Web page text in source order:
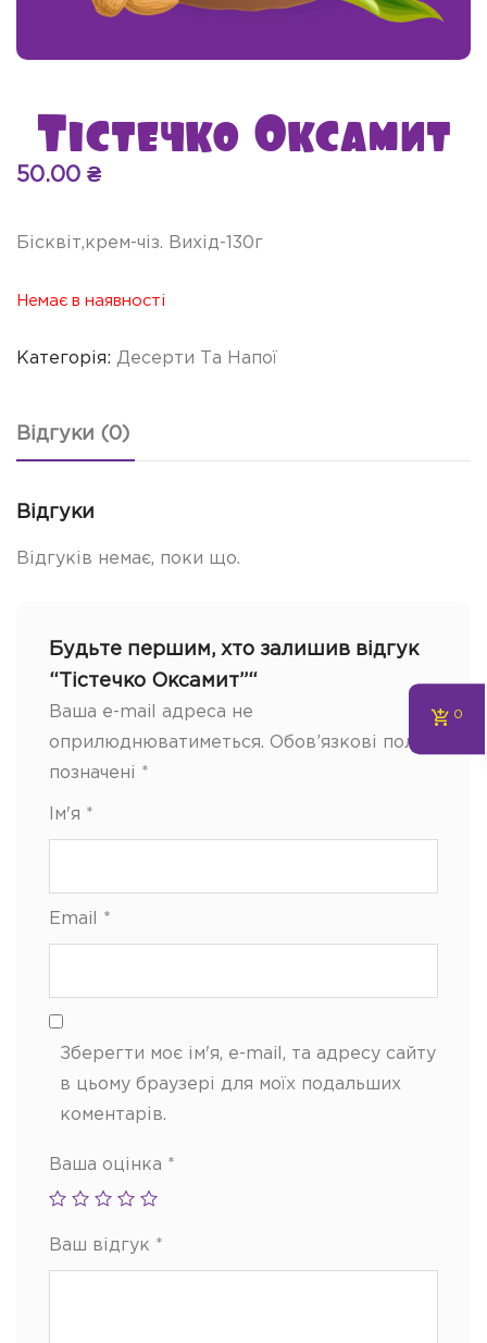
Тістечко Оксамит
50.00 ₴
Бісквіт,крем-чіз. Вихід-130г
Немає в наявності
Категорія: Десерти Та Напої
Відгуки (0)
Відгуки
Відгуків немає, поки що.
Будьте першим, хто залишив відгук
“Тістечко Оксамит”“
Ваша e-mail адреса не
оприлюднюватиметься. Обов’язкові поля
позначені *
Ім'я *
Email *
Зберегти моє ім'я, e-mail, та адресу сайту
в цьому браузері для моїх подальших
коментарів.
Ваша оцінка *
Ваш відгук *
0